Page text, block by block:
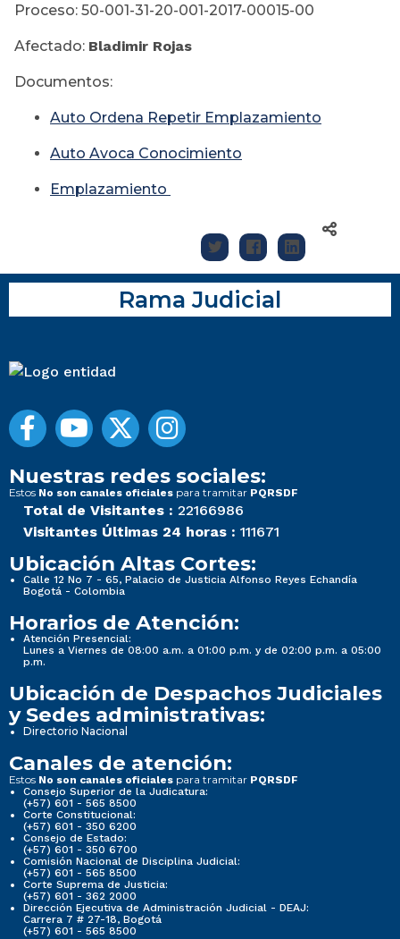
Proceso: 50-001-31-20-001-2017-00015-00
Afectado: Bladimir Rojas
Documentos:
Auto Ordena Repetir Emplazamiento
Auto Avoca Conocimiento
Emplazamiento
Rama Judicial
Nuestras redes sociales:
Estos No son canales oficiales para tramitar PQRSDF
Total de Visitantes : 22166986
Visitantes Últimas 24 horas : 111671
Ubicación Altas Cortes:
Calle 12 No 7 - 65, Palacio de Justicia Alfonso Reyes Echandía
Bogotá - Colombia
Horarios de Atención:
Atención Presencial:
Lunes a Viernes de 08:00 a.m. a 01:00 p.m. y de 02:00 p.m. a 05:00
p.m.
Ubicación de Despachos Judiciales
y Sedes administrativas:
Directorio Nacional
Canales de atención:
Estos No son canales oficiales para tramitar PQRSDF
Consejo Superior de la Judicatura:
(+57) 601 - 565 8500
Corte Constitucional:
(+57) 601 - 350 6200
Consejo de Estado:
(+57) 601 - 350 6700
Comisión Nacional de Disciplina Judicial:
(+57) 601 - 565 8500
Corte Suprema de Justicia:
(+57) 601 - 362 2000
Dirección Ejecutiva de Administración Judicial - DEAJ:
Carrera 7 # 27-18, Bogotá
(+57) 601 - 565 8500